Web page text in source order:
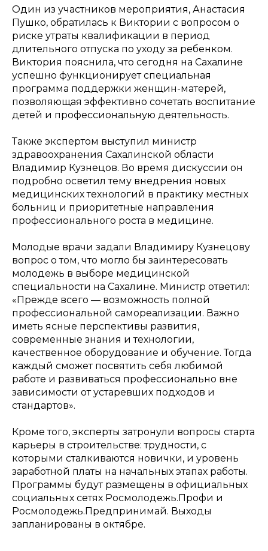
Один из участников мероприятия, Анастасия
Пушко, обратилась к Виктории с вопросом о
риске утраты квалификации в период
длительного отпуска по уходу за ребенком.
Виктория пояснила, что сегодня на Сахалине
успешно функционирует специальная
программа поддержки женщин-матерей,
позволяющая эффективно сочетать воспитание
детей и профессиональную деятельность.
Также экспертом выступил министр
здравоохранения Сахалинской области
Владимир Кузнецов. Во время дискуссии он
подробно осветил тему внедрения новых
медицинских технологий в практику местных
больниц и приоритетные направления
профессионального роста в медицине.
Молодые врачи задали Владимиру Кузнецову
вопрос о том, что могло бы заинтересовать
молодежь в выборе медицинской
специальности на Сахалине. Министр ответил:
«Прежде всего — возможность полной
профессиональной самореализации. Важно
иметь ясные перспективы развития,
современные знания и технологии,
качественное оборудование и обучение. Тогда
каждый сможет посвятить себя любимой
работе и развиваться профессионально вне
зависимости от устаревших подходов и
стандартов».
Кроме того, эксперты затронули вопросы старта
карьеры в строительстве: трудности, с
которыми сталкиваются новички, и уровень
заработной платы на начальных этапах работы.
Программы будут размещены в официальных
социальных сетях Росмолодежь.Профи и
Росмолодежь.Предпринимай. Выходы
запланированы в октябре.